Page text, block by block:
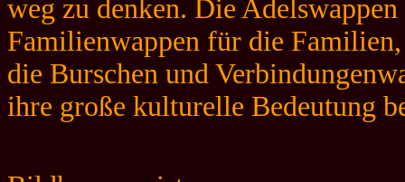
weg zu denken. Die
Familienwappen für die
die Burschen und
ihre große kulturelle Bedeutung